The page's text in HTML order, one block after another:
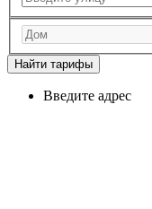
Найти тарифы
Введите адрес